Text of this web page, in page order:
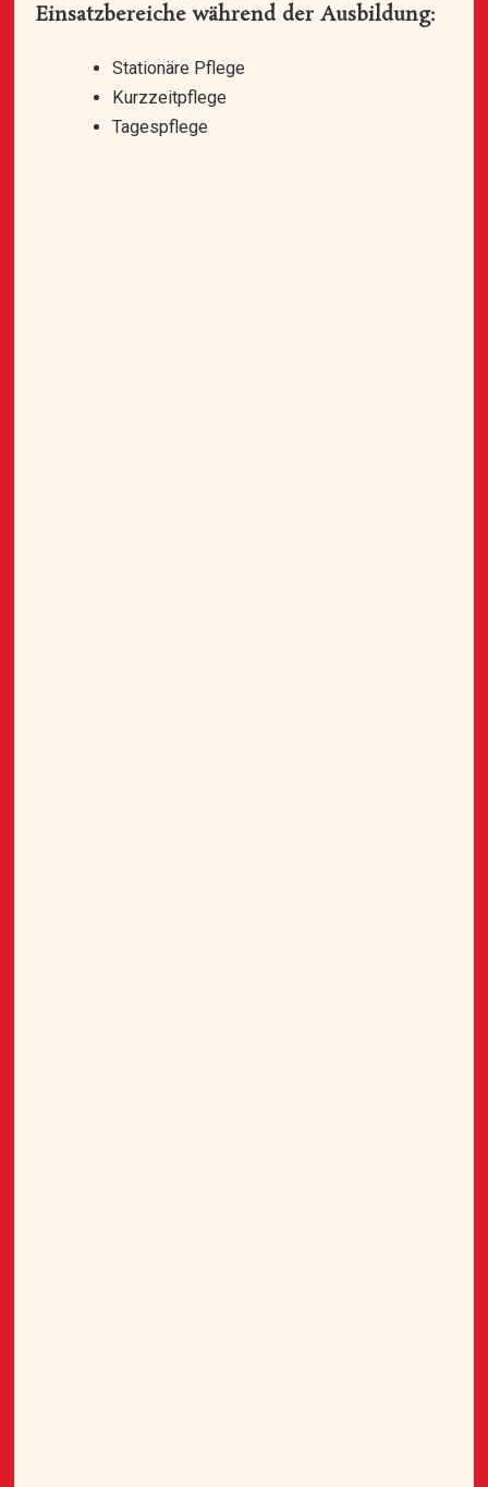
Einsatzbereiche während der Ausbildung:
Stationäre Pflege
Kurzzeitpflege
Tagespflege